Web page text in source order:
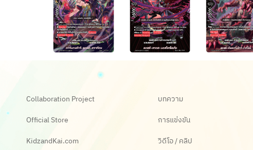
Collaboration Project
Official Store
KidzandKai.com
บทความ
การแข่งขัน
วิดีโอ / คลิป